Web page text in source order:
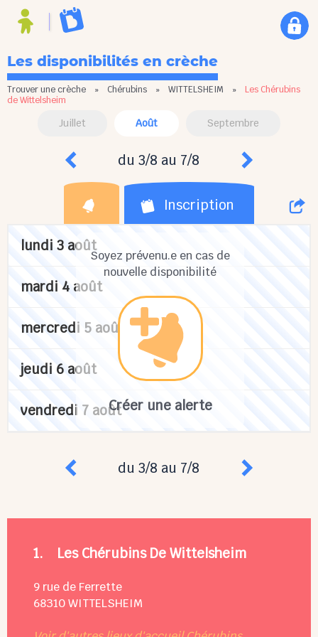
Les disponibilités en crèche
Trouver une crèche » Chérubins » WITTELSHEIM » Les Chérubins
de Wittelsheim
Juillet Août Septembre
du 3/8 au 7/8
Inscription
Soyez prévenu.e en cas de
nouvelle disponibilité
Créer une alerte
lundi 3 août
mardi 4 août
mercredi 5 août
jeudi 6 août
vendredi 7 août
du 3/8 au 7/8
1. Les Chérubins De Wittelsheim
9 rue de Ferrette
68310 WITTELSHEIM